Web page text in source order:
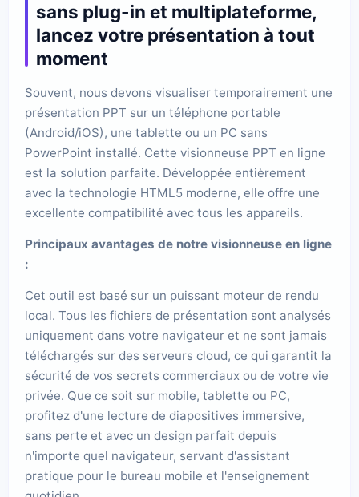
sans plug-in et multiplateforme,
lancez votre présentation à tout
moment
Souvent, nous devons visualiser temporairement une
présentation PPT sur un téléphone portable
(Android/iOS), une tablette ou un PC sans
PowerPoint installé. Cette visionneuse PPT en ligne
est la solution parfaite. Développée entièrement
avec la technologie HTML5 moderne, elle offre une
excellente compatibilité avec tous les appareils.
Principaux avantages de notre visionneuse en ligne
:
Cet outil est basé sur un puissant moteur de rendu
local. Tous les fichiers de présentation sont analysés
uniquement dans votre navigateur et ne sont jamais
téléchargés sur des serveurs cloud, ce qui garantit la
sécurité de vos secrets commerciaux ou de votre vie
privée. Que ce soit sur mobile, tablette ou PC,
profitez d'une lecture de diapositives immersive,
sans perte et avec un design parfait depuis
n'importe quel navigateur, servant d'assistant
pratique pour le bureau mobile et l'enseignement